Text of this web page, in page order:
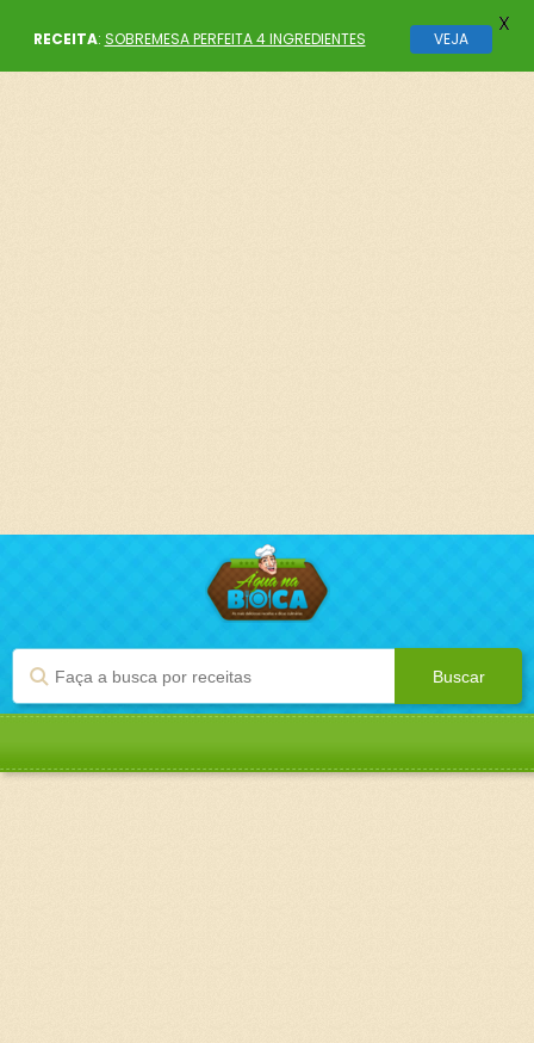
RECEITA: SOBREMESA PERFEITA 4 INGREDIENTES VEJA
X